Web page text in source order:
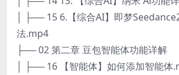
│ ├── 15 6.【综合AI】即梦
法.mp4
├── 02 第二章 豆包智能体功能详解
│ ├── 16 【智能体】如何添加智能体